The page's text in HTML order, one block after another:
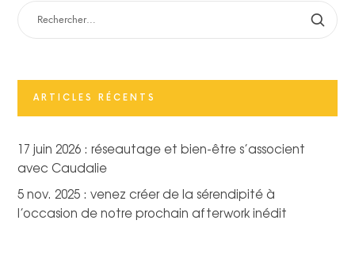
RECHERCHER :
ARTICLES RÉCENTS
17 juin 2026 : réseautage et bien-être s’associent
avec Caudalie
5 nov. 2025 : venez créer de la sérendipité à
l’occasion de notre prochain afterwork inédit